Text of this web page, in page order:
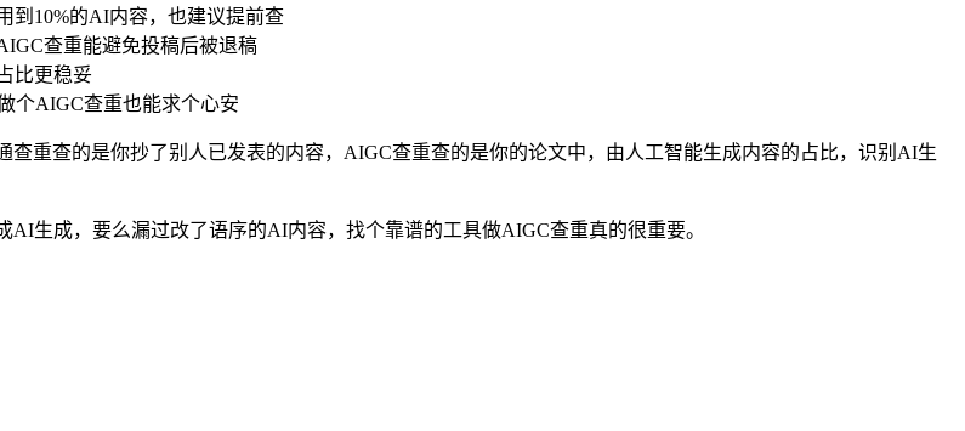
到10%的AI内容，也建议提前查
查重能避免投稿后被退稿
比更稳妥
个AIGC查重也能求个心安
重查的是你抄了别人已发表的内容，AIGC查重查的是你的论文中，由人工智能生成内容的占比，识别AI生
生成，要么漏过改了语序的AI内容，找个靠谱的工具做AIGC查重真的很重要。